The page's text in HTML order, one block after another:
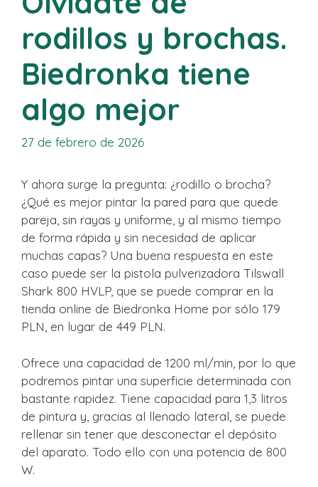
rodillos y brochas.
Biedronka tiene
algo mejor
27 de febrero de 2026
Y ahora surge la pregunta: ¿rodillo o brocha?
¿Qué es mejor pintar la pared para que quede
pareja, sin rayas y uniforme, y al mismo tiempo
de forma rápida y sin necesidad de aplicar
muchas capas? Una buena respuesta en este
caso puede ser la pistola pulverizadora Tilswall
Shark 800 HVLP, que se puede comprar en la
tienda online de Biedronka Home por sólo 179
PLN, en lugar de 449 PLN.
Ofrece una capacidad de 1200 ml/min, por lo que
podremos pintar una superficie determinada con
bastante rapidez. Tiene capacidad para 1,3 litros
de pintura y, gracias al llenado lateral, se puede
rellenar sin tener que desconectar el depósito
del aparato. Todo ello con una potencia de 800
W.